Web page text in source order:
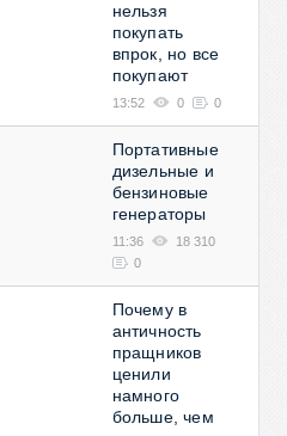
нельзя
покупать
впрок, но все
покупают
13:52 0 0
Портативные
дизельные и
бензиновые
генераторы
11:36
18 310
0
Почему в
античность
пращников
ценили
намного
больше, чем